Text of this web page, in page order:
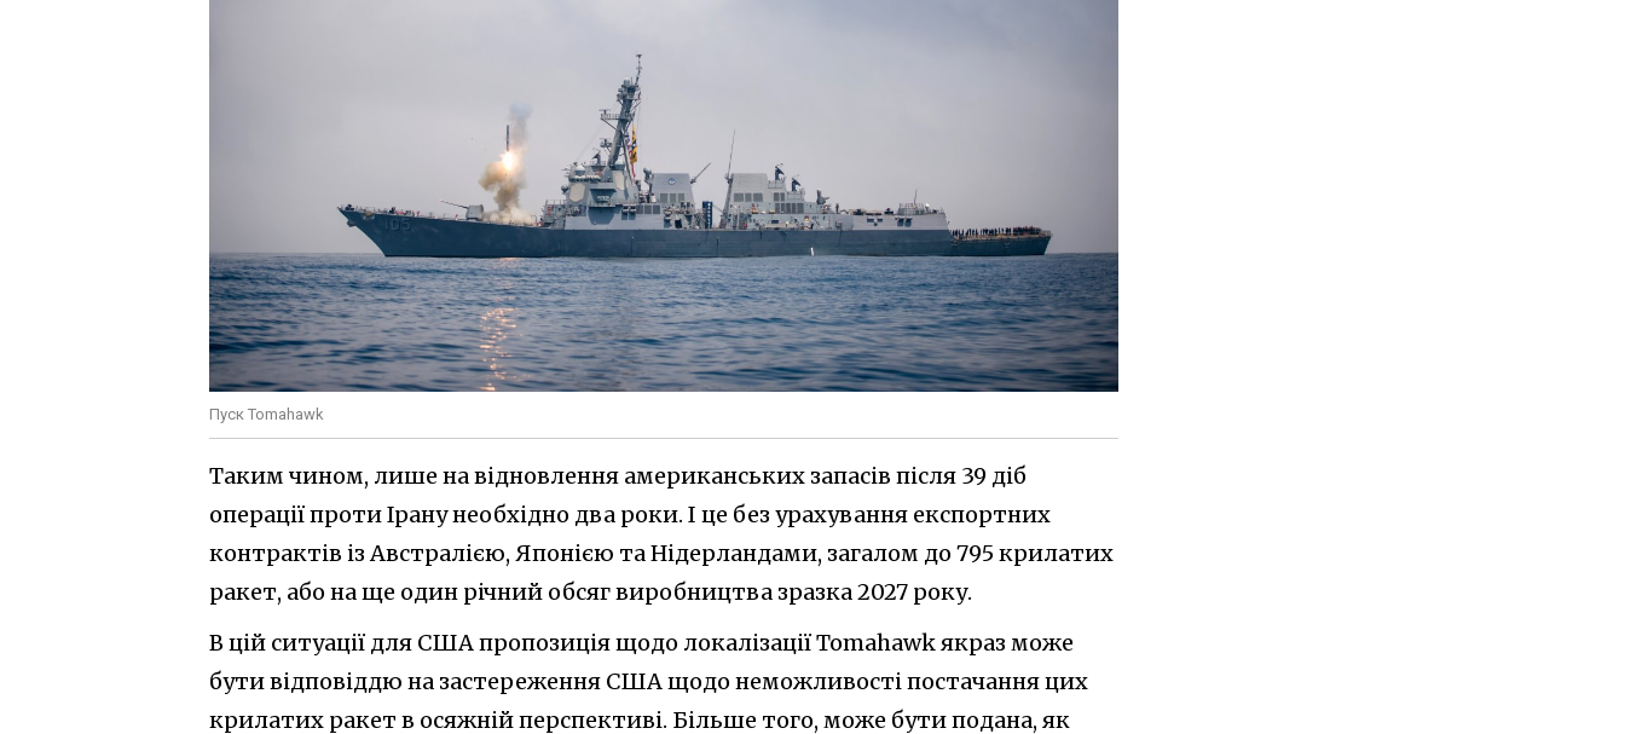
Пуск Tomahawk
Таким чином, лише на відновлення американських запасів після 39 діб
операції проти Ірану необхідно два роки. І це без урахування експортних
контрактів із Австралією, Японією та Нідерландами, загалом до 795 крилатих
ракет, або на ще один річний обсяг виробництва зразка 2027 року.
В цій ситуації для США пропозиція щодо локалізації Tomahawk якраз може
бути відповіддю на застереження США щодо неможливості постачання цих
крилатих ракет в осяжній перспективі. Більше того, може бути подана, як